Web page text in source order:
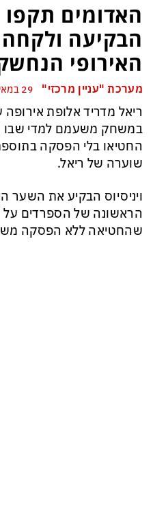
מי היה מאמין שבאר שבע תנצח את הכוכב האדום?
ומיירטים להגנה – טראמפ נשאר רק עם
כמדיניות: כך הפכה ההוצאה להורג
א-סיסי, ארדואן ושליט קטאר מכנסים
האדומים תקפו
הבקיעה
האירופי
מערכת "עניין מרכזי" 29 במאי 2022
במשחק משעמם למדי שבו
החטיאו בלי הפסקה
שוערה של ריאל.
ויניסיוס הבקיע את
הראשונה של הספרדים על
שהחטיאה ללא הפסקה